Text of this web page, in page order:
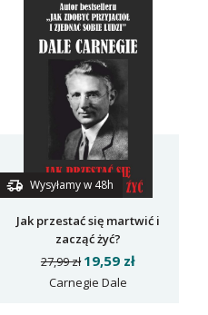
Wysyłamy w 48h
Jak przestać się martwić i
zacząć żyć?
27,99 zł 19,59 zł
Carnegie Dale